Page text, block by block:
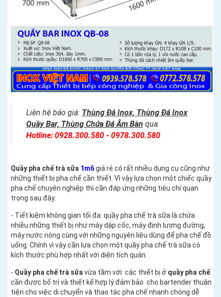
Liên hệ báo giá: Thùng Đá Inox, Thùng Đá Inox
Quầy Bar, Thùng Chứa Đá Âm Bàn qua
Hotline: 0928.300.580 - 0978.300.580
Quầy pha chế trà sữa 1m6giá rẻ có rất nhiều dụng cụ cũng như
những thiết bị pha chế cần thiết. Vì vậy lựa chọn một chiếc quầy
pha chế chuyên nghiệp thì cần đáp ứng những tiêu chí quan
trọng sau đây:
- Tiết kiệm không gian tối đa: quầy pha chế trà sữa là chứa
nhiều những thiết bị như máy dập cốc, máy định lượng đường,
máy nước nóng cùng với những nguyên liệu dùng để pha chế đồ
uống. Chính vì vậy cần lựa chọn một quầy pha chế trà sữa có
kích thước phù hợp nhất với diện tích quán.
- Quầy pha chế trà sữavừa tầm với: các thiết bị ở quầy pha chế
cần được bố trí và thiết kế hợp lý đảm bảo cho bartender thuận
tiện cho việc di chuyển và thao tác pha chế nhanh chóng dễ